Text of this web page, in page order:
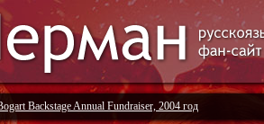
Backstage Annual Fundraiser, 2004 год